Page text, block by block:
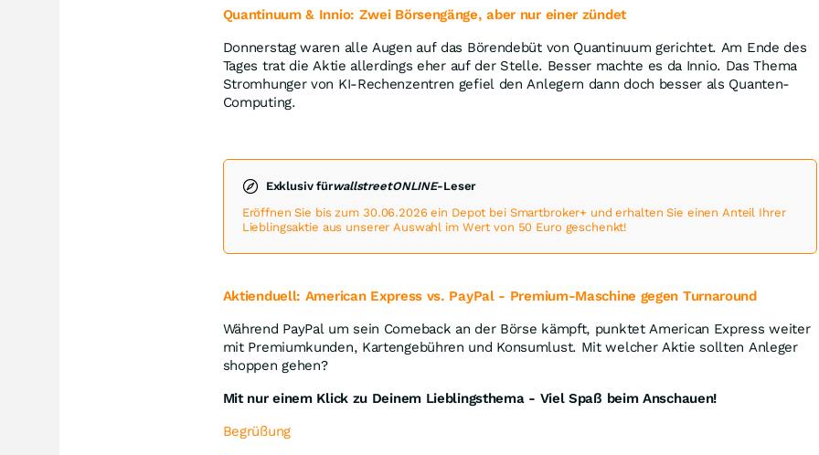
Quantinuum & Innio: Zwei Börsengänge, aber nur einer zündet
Donnerstag waren alle Augen auf das Börendebüt von Quantinuum gerichtet. Am Ende des
Tages trat die Aktie allerdings eher auf der Stelle. Besser machte es da Innio. Das Thema
Stromhunger von KI-Rechenzentren gefiel den Anlegern dann doch besser als Quanten-
Computing.
Exklusiv fürwallstreetONLINE-Leser
Eröffnen Sie bis zum 30.06.2026 ein Depot bei Smartbroker+ und erhalten Sie einen Anteil Ihrer
Lieblingsaktie aus unserer Auswahl im Wert von 50 Euro geschenkt!
Aktienduell: American Express vs. PayPal - Premium-Maschine gegen Turnaround
Während PayPal um sein Comeback an der Börse kämpft, punktet American Express weiter
mit Premiumkunden, Kartengebühren und Konsumlust. Mit welcher Aktie sollten Anleger
shoppen gehen?
Mit nur einem Klick zu Deinem Lieblingsthema - Viel Spaß beim Anschauen!
Begrüßung